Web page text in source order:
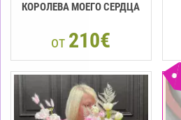
КОРОЛЕВА МОЕГО СЕРДЦА
от 210€